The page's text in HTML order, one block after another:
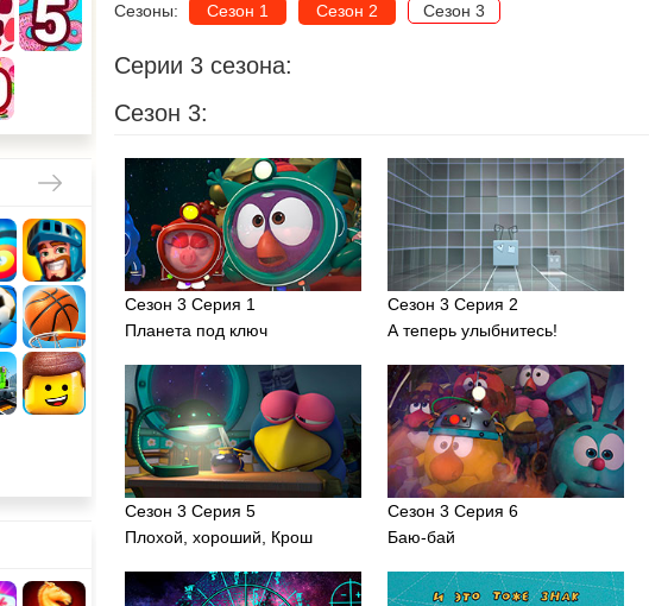
Сезоны: Сезон 1 Сезон 2 Сезон 3
Серии 3 сезона:
Сезон 3:
Сезон 3 Серия 1
Планета под ключ
Сезон 3 Серия 2
А теперь улыбнитесь!
Сезон 3 Серия 5
Плохой, хороший, Крош
Сезон 3 Серия 6
Баю-бай